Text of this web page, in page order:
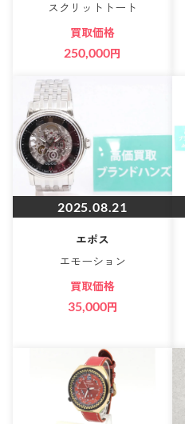
スクリットトート
買取価格
250,000円
2025.08.21
エポス
エモーション
買取価格
35,000円